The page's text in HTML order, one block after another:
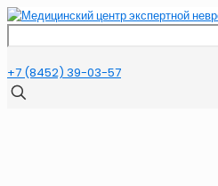
+7 (8452) 39-03-57